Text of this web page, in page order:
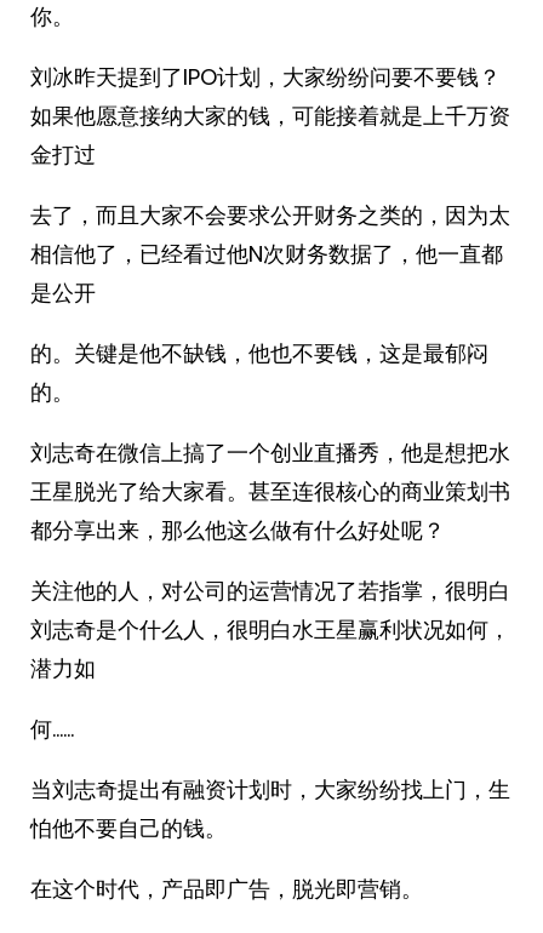
你。
刘冰昨天提到了IPO计划，大家纷纷问要不要钱？
如果他愿意接纳大家的钱，可能接着就是上千万资
金打过
去了，而且大家不会要求公开财务之类的，因为太
相信他了，已经看过他N次财务数据了，他一直都
是公开
的。关键是他不缺钱，他也不要钱，这是最郁闷
的。
刘志奇在微信上搞了一个创业直播秀，他是想把水
王星脱光了给大家看。甚至连很核心的商业策划书
都分享出来，那么他这么做有什么好处呢？
关注他的人，对公司的运营情况了若指掌，很明白
刘志奇是个什么人，很明白水王星赢利状况如何，
潜力如
何……
当刘志奇提出有融资计划时，大家纷纷找上门，生
怕他不要自己的钱。
在这个时代，产品即广告，脱光即营销。